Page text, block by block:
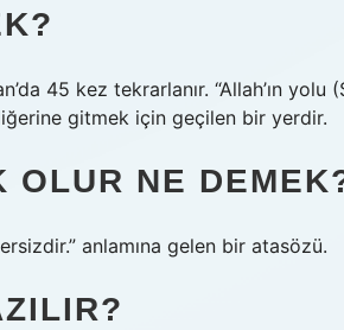
45 kez tekrarlanır. “Allah’ın
gitmek için geçilen bir yerdir.
OLUR NE
anlamına gelen bir atasözü.